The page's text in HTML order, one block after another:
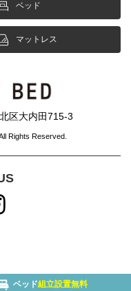
ベッド
マットレス
区大内田715-3
Rights Reserved.
ベッド組立設置無料